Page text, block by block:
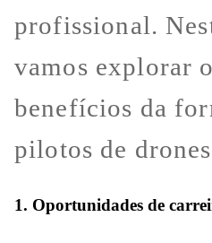
profissional.
vamos explorar
benefícios da
pilotos de
1. Oportunidades de